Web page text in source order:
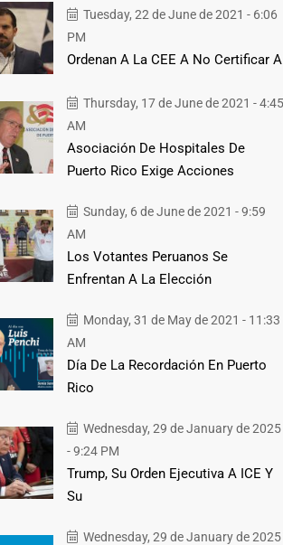
Tuesday, 22 de June de 2021 - 6:06
PM
Ordenan A La CEE A No Certificar A
Thursday, 17 de June de 2021 - 4:45
AM
Asociación De Hospitales De
Puerto Rico Exige Acciones
Sunday, 6 de June de 2021 - 9:59
AM
Los Votantes Peruanos Se
Enfrentan A La Elección
Monday, 31 de May de 2021 - 11:33
AM
Día De La Recordación En Puerto
Rico
Wednesday, 29 de January de 2025
- 9:24 PM
Trump, Su Orden Ejecutiva A ICE Y
Su
Wednesday, 29 de January de 2025